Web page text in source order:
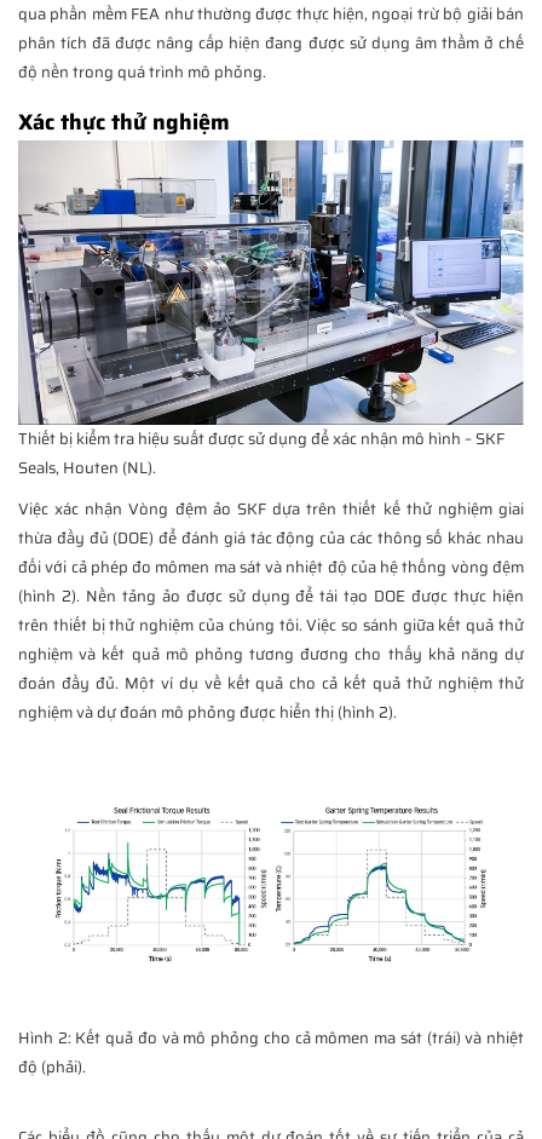
qua phần mềm FEA như thường được thực hiện, ngoại trừ bộ giải bán
phân tích đã được nâng cấp hiện đang được sử dụng âm thầm ở chế
độ nền trong quá trình mô phỏng.
Xác thực thử nghiệm
Thiết bị kiểm tra hiệu suất được sử dụng để xác nhận mô hình – SKF
Seals, Houten (NL).
Việc xác nhận Vòng đệm ảo SKF dựa trên thiết kế thử nghiệm giai
thừa đầy đủ (DOE) để đánh giá tác động của các thông số khác nhau
đối với cả phép đo mômen ma sát và nhiệt độ của hệ thống vòng đệm
(hình 2). Nền tảng ảo được sử dụng để tái tạo DOE được thực hiện
trên thiết bị thử nghiệm của chúng tôi. Việc so sánh giữa kết quả thử
nghiệm và kết quả mô phỏng tương đương cho thấy khả năng dự
đoán đầy đủ. Một ví dụ về kết quả cho cả kết quả thử nghiệm thử
nghiệm và dự đoán mô phỏng được hiển thị (hình 2).
Hình 2: Kết quả đo và mô phỏng cho cả mômen ma sát (trái) và nhiệt
độ (phải).